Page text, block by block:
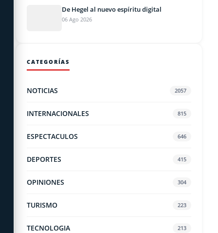
De Hegel al nuevo espíritu digital
06 Ago 2026
CATEGORÍAS
NOTICIAS 2057
INTERNACIONALES 815
ESPECTACULOS 646
DEPORTES 415
OPINIONES 304
TURISMO 223
TECNOLOGIA 213